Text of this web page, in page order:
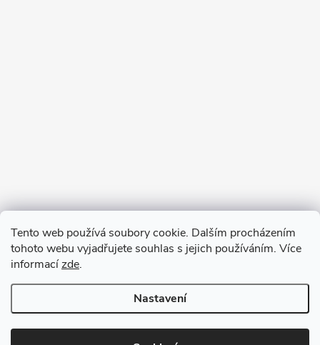
Tento web používá soubory cookie. Dalším procházením
tohoto webu vyjadřujete souhlas s jejich používáním. Více
informacízde.
Nastavení
Copyright 2026VV DESIGN. Všechna práva vyhrazena.Upravit
nastavení cookies